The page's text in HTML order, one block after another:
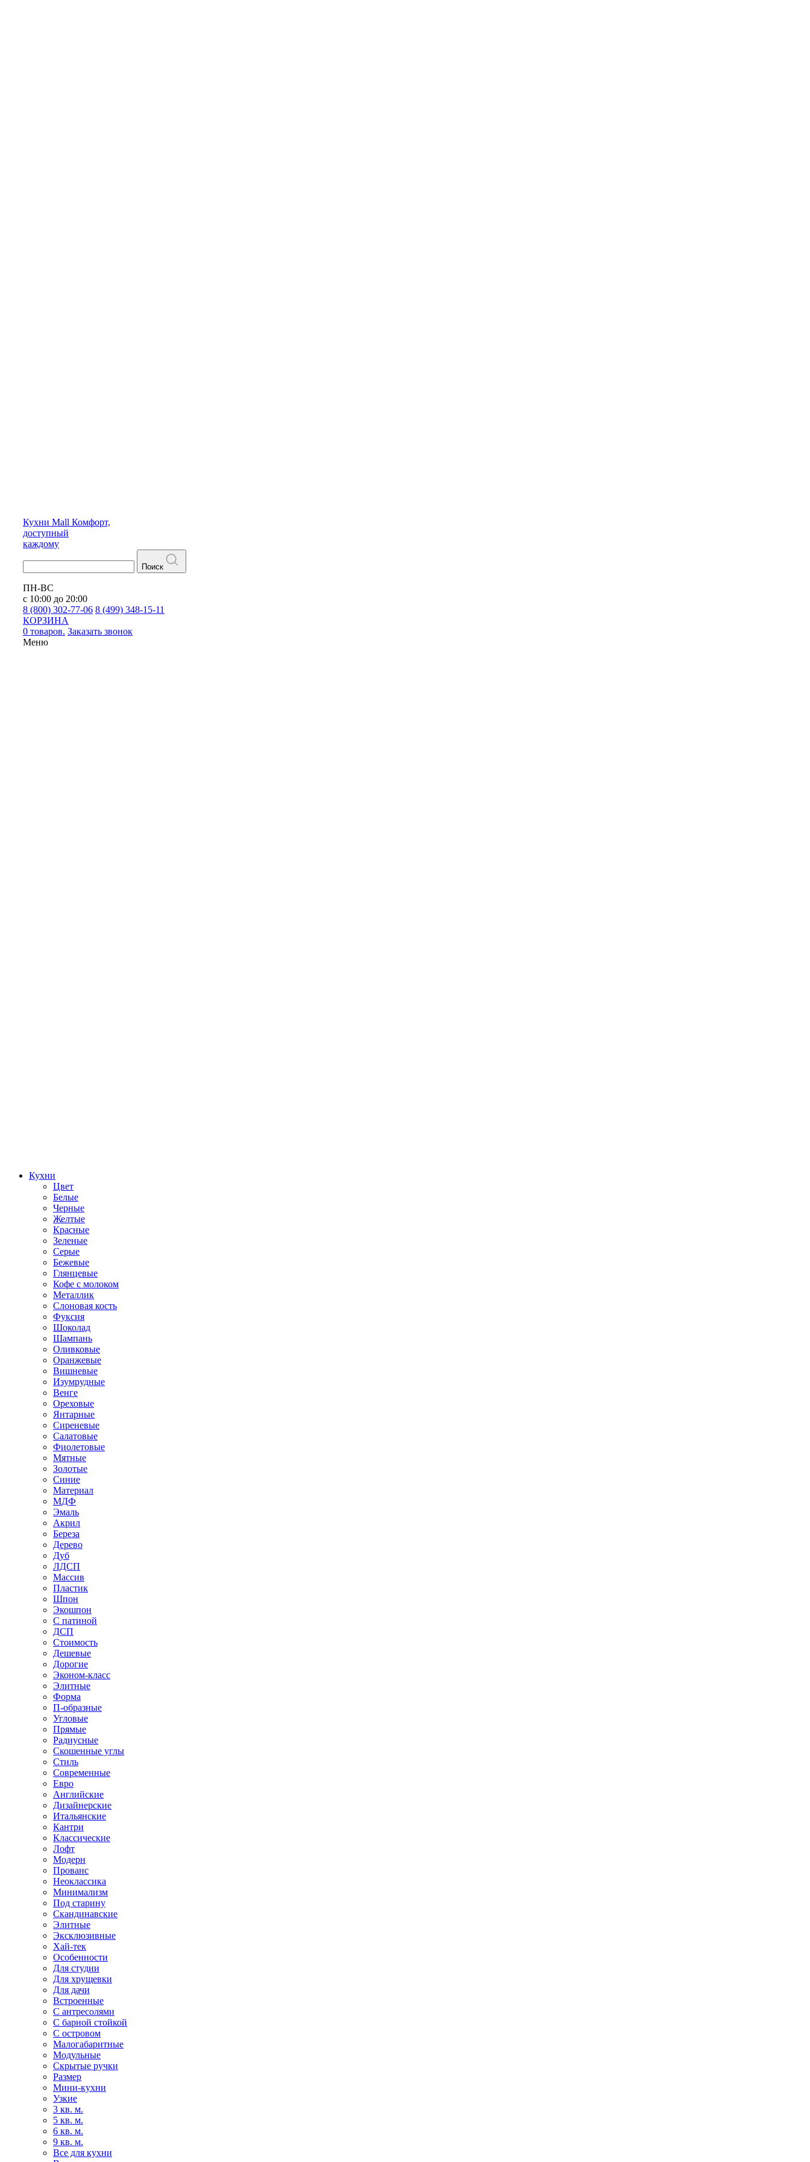
Кухни Mall Комфорт,
доступный
каждому
Поиск
ПН-ВС
с 10:00 до 20:00
8 (800) 302-77-06 8 (499) 348-15-11
КОРЗИНА
0 товаров. Заказать звонок
Меню
Кухни
Цвет
Белые
Черные
Желтые
Красные
Зеленые
Серые
Бежевые
Глянцевые
Кофе с молоком
Металлик
Слоновая кость
Фуксия
Шоколад
Шампань
Оливковые
Оранжевые
Вишневые
Изумрудные
Венге
Ореховые
Янтарные
Сиреневые
Салатовые
Фиолетовые
Мятные
Золотые
Синие
Материал
МДФ
Эмаль
Акрил
Береза
Дерево
Дуб
ЛДСП
Массив
Пластик
Шпон
Экошпон
С патиной
ДСП
Стоимость
Дешевые
Дорогие
Эконом-класс
Элитные
Форма
П-образные
Угловые
Прямые
Радиусные
Скошенные углы
Стиль
Современные
Евро
Английские
Дизайнерские
Итальянские
Кантри
Классические
Лофт
Модерн
Прованс
Неоклассика
Минимализм
Под старину
Скандинавские
Элитные
Эксклюзивные
Хай-тек
Особенности
Для студии
Для хрущевки
Для дачи
Встроенные
С антресолями
С барной стойкой
С островом
Малогабаритные
Модульные
Скрытые ручки
Размер
Мини-кухни
Узкие
3 кв. м.
5 кв. м.
6 кв. м.
9 кв. м.
Все для кухни